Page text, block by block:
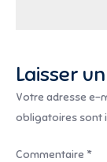
Laisser
Votre adresse e-
obligatoires sont
Commentaire *